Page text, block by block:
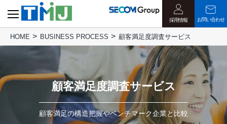
採用情報 お問い合わせ
HOME BUSINESS PROCESS 顧客満足度調査サービス
顧客満足度調査サービス
顧客満足の構造把握やベンチマーク企業と比較